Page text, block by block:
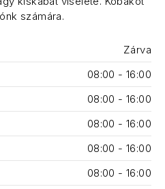
számára.
Zárva
08:00 - 16:00
08:00 - 16:00
08:00 - 16:00
08:00 - 16:00
08:00 - 16:00